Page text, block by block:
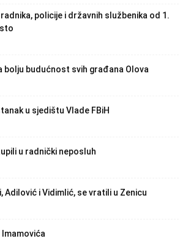
policije i državnih službenika od 1.
bolju budućnost svih građana Olova
u sjedištu Vlade FBiH
u radnički neposluh
Adilović i Vidimlić, se vratili u Zenicu
Imamovića